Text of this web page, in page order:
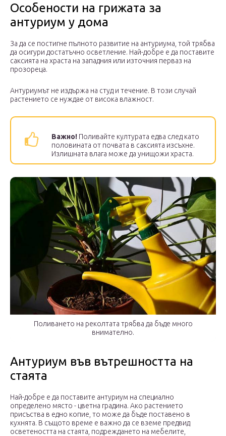
Особености на грижата за
антуриум у дома
За да се постигне пълното развитие на антуриума, той трябва
да осигури достатъчно осветление. Най-добре е да поставите
саксията на храста на западния или източния перваз на
прозореца.
Антуриумът не издържа на студ и течение. В този случай
растението се нуждае от висока влажност.
Важно! Поливайте културата едва след като
половината от почвата в саксията изсъхне.
Излишната влага може да унищожи храста.
Поливането на реколтата трябва да бъде много
внимателно.
Антуриум във вътрешността на
стаята
Най-добре е да поставите антуриум на специално
определено място - цветна градина. Ако растението
присъства в едно копие, то може да бъде поставено в
кухнята. В същото време е важно да се вземе предвид
осветеността на стаята, подреждането на мебелите,